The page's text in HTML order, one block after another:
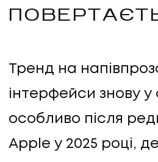
Тренд на
інтерфейси знову у
особливо після
Apple у 2025 році,